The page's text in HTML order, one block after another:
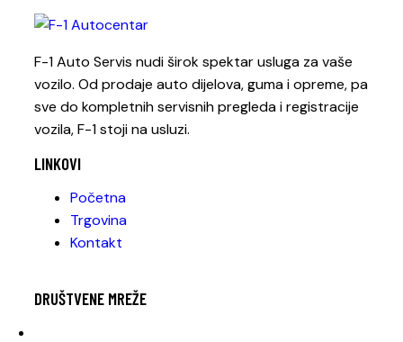
F-1 Auto Servis nudi širok spektar usluga za vaše
vozilo. Od prodaje auto dijelova, guma i opreme, pa
sve do kompletnih servisnih pregleda i registracije
vozila, F-1 stoji na usluzi.
LINKOVI
Početna
Trgovina
Kontakt
DRUŠTVENE MREŽE